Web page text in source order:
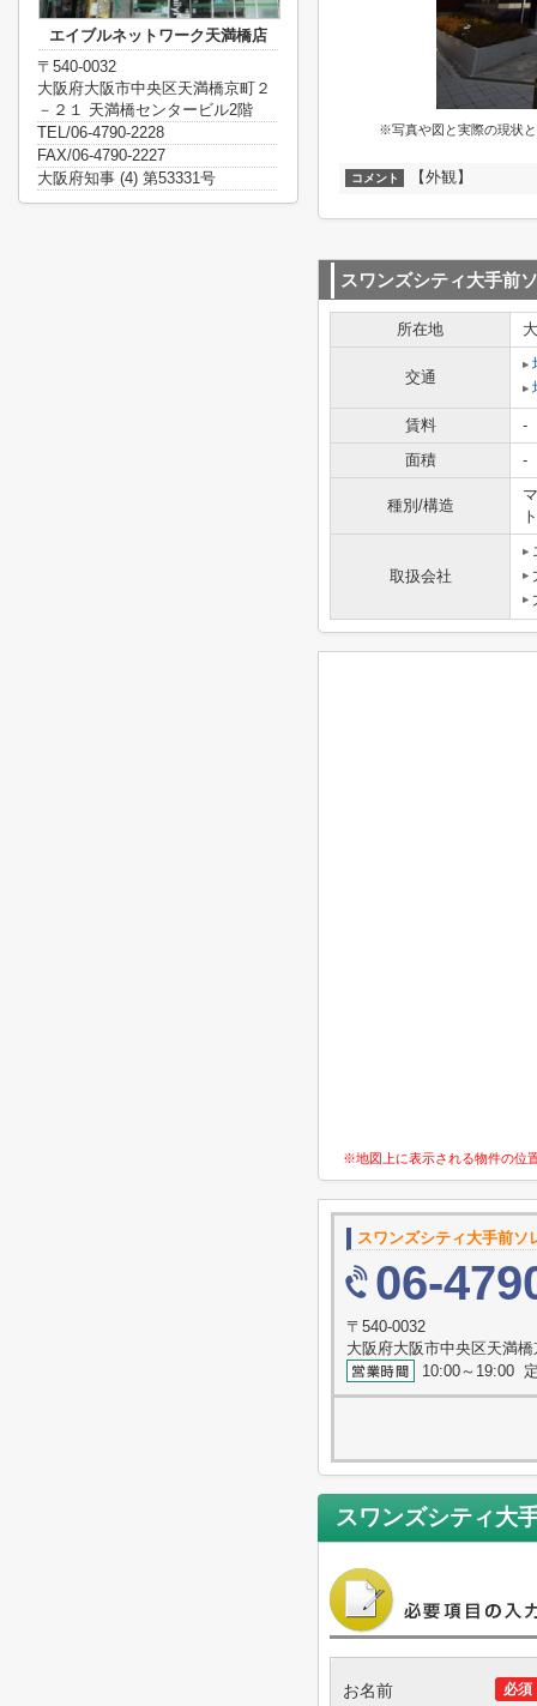
※写真や図と実際の現状
コメント 【外観】
スワンズシティ大手前
所在地
交通
賃料
-
面積
-
種別/構造
ト
取扱会社
※地図上に表示される物件の位
スワンズシティ大手前ソ
06-
〒540-0032
大阪府大阪市中央区天満
10:00～19:00
スワンズシティ大
必須
お名前
エイブルネットワーク天満橋店
〒540-0032
大阪府大阪市中央区天満橋京町２
－２１ 天満橋センタービル2階
TEL/06-4790-2228
FAX/06-4790-2227
大阪府知事 (4) 第53331号